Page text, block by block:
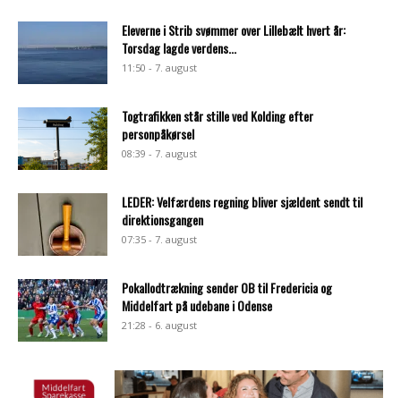
Eleverne i Strib svømmer over Lillebælt hvert år:
Torsdag lagde verdens...
11:50 - 7. august
Togtrafikken står stille ved Kolding efter
personpåkørsel
08:39 - 7. august
LEDER: Velfærdens regning bliver sjældent sendt til
direktionsgangen
07:35 - 7. august
Pokallodtrækning sender OB til Fredericia og
Middelfart på udebane i Odense
21:28 - 6. august